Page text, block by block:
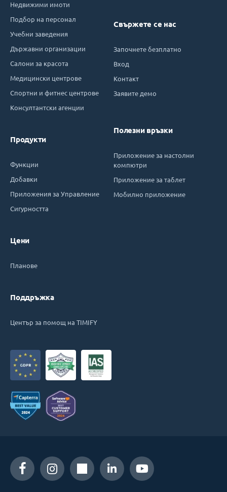
Недвижими имоти
Подбор на персонал
Учебни заведения
Държавни организации
Салони за красота
Медицински центрове
Спортни и фитнес центрове
Консултантски агенции
Продукти
Функции
Добавки
Приложения за Управление
Сигурността
Цени
Планове
Поддръжка
Център за помощ на TIMIFY
Свържете се нас
Започнете безплатно
Вход
Контакт
Заявите демо
Полезни връзки
Приложение за настолни
компютри
Приложение за таблет
Мобилно приложение